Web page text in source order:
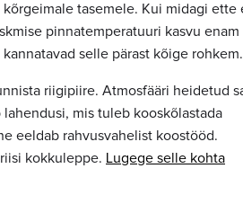
tasemele. Kui midagi ette
pinnatemperatuuri kasvu enam
selle pärast kõige rohkem.
riigipiire. Atmosfääri heidetud
mis tuleb kooskõlastada
eeldab rahvusvahelist koostööd.
kokkuleppe. Lugege selle kohta